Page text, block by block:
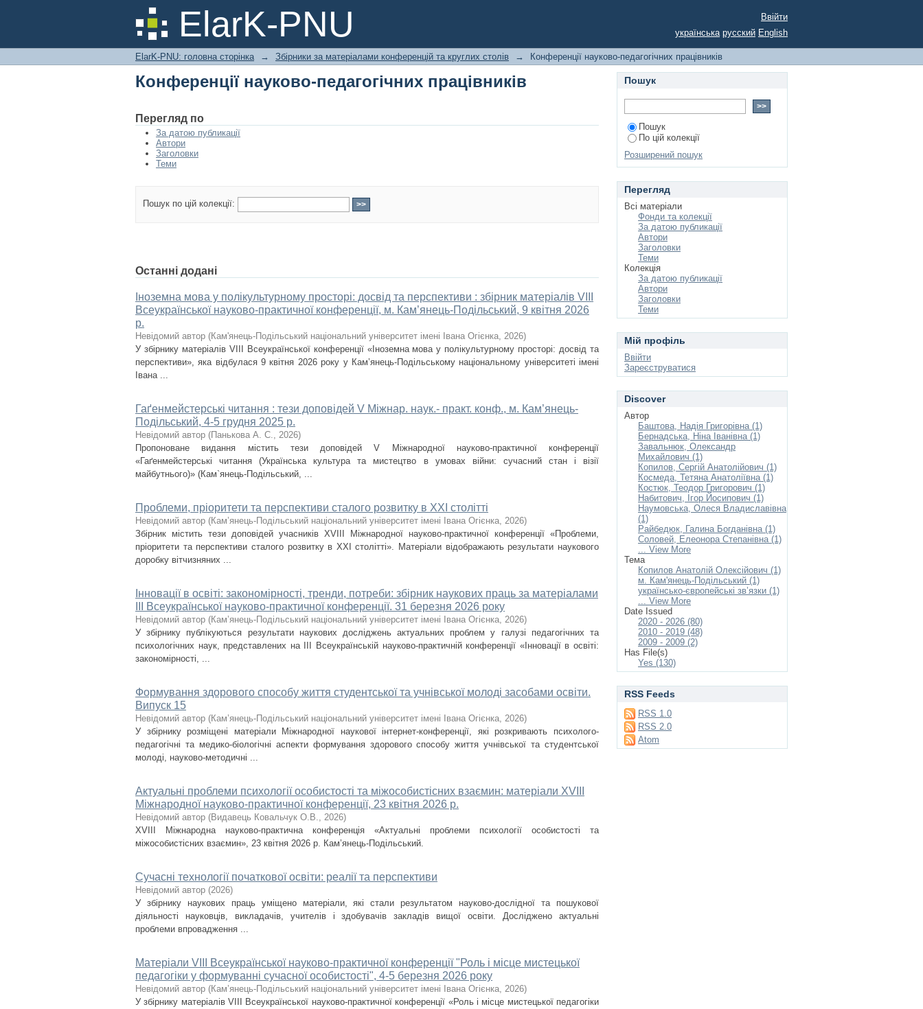
ElarK-PNU
Конференції науково-педагогічних працівників
Ввійти
українська русский English
ElarK-PNU: головна сторінка → Збірники за матеріалами конференцій та круглих столів → Конференції науково-педагогічних працівників
Конференції науково-педагогічних працівників
Перегляд по
За датою публикації
Автори
Заголовки
Теми
Пошук по цій колекції:
Останні додані
Іноземна мова у полікультурному просторі: досвід та перспективи : збірник матеріалів VІІІ
Всеукраїнської науково-практичної конференції, м. Кам’янець-Подільський, 9 квітня 2026
р.
Невідомий автор (Кам'янець-Подільський національний університет імені Івана Огієнка, 2026)
У збірнику матеріалів VІІІ Всеукраїнської конференції «Іноземна мова у полікультурному просторі: досвід та
перспективи», яка відбулася 9 квітня 2026 року у Кам’янець-Подільському національному університеті імені
Івана ...
Гаґенмейстерські читання : тези доповідей V Міжнар. наук.- практ. конф., м. Кам’янець-
Подільський, 4-5 грудня 2025 р.
Невідомий автор (Панькова А. С., 2026)
Пропоноване видання містить тези доповідей V Міжнародної науково-практичної конференції
«Гаґенмейстерські читання (Українська культура та мистецтво в умовах війни: сучасний стан і візії
майбутнього)» (Кам`янець-Подільський, ...
Проблеми, пріоритети та перспективи сталого розвитку в ХХІ столітті
Невідомий автор (Кам’янець-Подільський національний університет імені Івана Огієнка, 2026)
Збірник містить тези доповідей учасників XVІІІ Міжнародної науково-практичної конференції «Проблеми,
пріоритети та перспективи сталого розвитку в ХХІ столітті». Матеріали відображають результати наукового
доробку вітчизняних ...
Інновації в освіті: закономірності, тренди, потреби: збірник наукових праць за матеріалами
ІІІ Всеукраїнської науково-практичної конференції. 31 березня 2026 року
Невідомий автор (Кам’янець-Подільський національний університет імені Івана Огієнка, 2026)
У збірнику публікуються результати наукових досліджень актуальних проблем у галузі педагогічних та
психологічних наук, представлених на ІІІ Всеукраїнській науково-практичній конференції «Інновації в освіті:
закономірності, ...
Формування здорового способу життя студентської та учнівської молоді засобами освіти.
Випуск 15
Невідомий автор (Кам’янець-Подільський національний університет імені Івана Огієнка, 2026)
У збірнику розміщені матеріали Міжнародної наукової інтернет-конференції, які розкривають психолого-
педагогічні та медико-біологічні аспекти формування здорового способу життя учнівської та студентської
молоді, науково-методичні ...
Актуальні проблеми психології особистості та міжособистісних взаємин: матеріали XVIIІ
Міжнародної науково-практичної конференції, 23 квітня 2026 р.
Невідомий автор (Видавець Ковальчук О.В., 2026)
XVІІІ Міжнародна науково-практична конференція «Актуальні проблеми психології особистості та
міжособистісних взаємин», 23 квітня 2026 р. Кам’янець-Подільський.
Сучасні технології початкової освіти: реалії та перспективи
Невідомий автор (2026)
У збірнику наукових праць уміщено матеріали, які стали результатом науково-дослідної та пошукової
діяльності науковців, викладачів, учителів і здобувачів закладів вищої освіти. Досліджено актуальні
проблеми впровадження ...
Матеріали VІІІ Всеукраїнської науково-практичної кон­фе­ренції "Роль і місце мистецької
педагогіки у формуванні сучасної особистості", 4-5 березня 2026 року
Невідомий автор (Кам’янець-Подільський національний університет імені Івана Огієнка, 2026)
У збірнику матеріалів VІІІ Всеукраїнської науково-практичної конференції «Роль і місце мистецької педагогіки
Пошук
Пошук
По цій колекції
Розширений пошук
Перегляд
Всі матеріали
Фонди та колекції
За датою публикації
Автори
Заголовки
Теми
Колекція
За датою публикації
Автори
Заголовки
Теми
Мій профіль
Ввійти
Зареєструватися
Discover
Автор
Баштова, Надія Григорівна (1)
Бернадська, Ніна Іванівна (1)
Завальнюк, Олександр
Михайлович (1)
Копилов, Сергій Анатолійович (1)
Космеда, Тетяна Анатоліївна (1)
Костюк, Теодор Григорович (1)
Набитович, Ігор Йосипович (1)
Наумовська, Олеся Владиславівна
(1)
Райбедюк, Галина Богданівна (1)
Соловей, Елеонора Степанівна (1)
... View More
Тема
Копилов Анатолій Олексійович (1)
м. Кам'янець-Подільський (1)
українсько-європейські зв’язки (1)
... View More
Date Issued
2020 - 2026 (80)
2010 - 2019 (48)
2009 - 2009 (2)
Has File(s)
Yes (130)
RSS Feeds
RSS 1.0
RSS 2.0
Atom